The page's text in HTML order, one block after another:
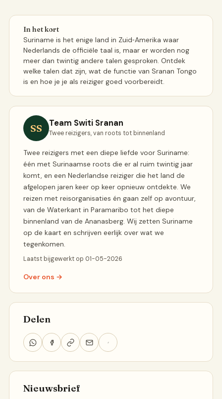
In het kort
Suriname is het enige land in Zuid‑Amerika waar
Nederlands de officiële taal is, maar er worden nog
meer dan twintig andere talen gesproken. Ontdek
welke talen dat zijn, wat de functie van Sranan Tongo
is en hoe je je als reiziger goed voorbereidt.
SS Team Switi Sranan
Twee reizigers, van roots tot binnenland
Twee reizigers met een diepe liefde voor Suriname:
één met Surinaamse roots die er al ruim twintig jaar
komt, en een Nederlandse reiziger die het land de
afgelopen jaren keer op keer opnieuw ontdekte. We
reizen met reisorganisaties én gaan zelf op avontuur,
van de Waterkant in Paramaribo tot het diepe
binnenland van de Ananasberg. Wij zetten Suriname
op de kaart en schrijven eerlijk over wat we
tegenkomen.
Laatst bijgewerkt op 01-05-2026
Over ons →
Delen
Nieuwsbrief